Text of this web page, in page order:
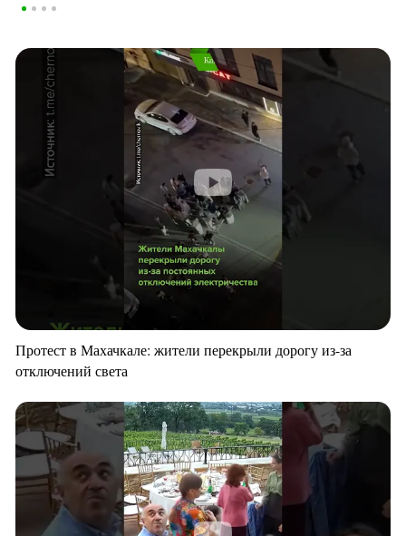
Протест в Махачкале: жители перекрыли дорогу из-за
отключений света